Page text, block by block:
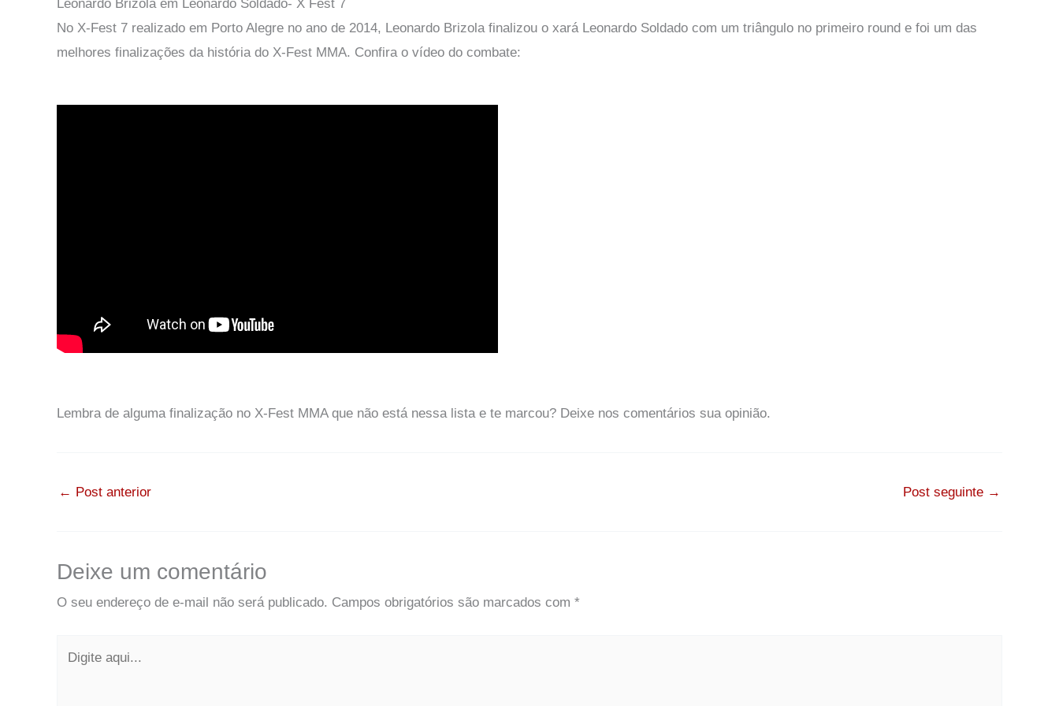
Leonardo Brizola em Leonardo Soldado- X Fest 7
No X-Fest 7 realizado em Porto Alegre no ano de 2014, Leonardo Brizola finalizou o xará Leonardo Soldado com um triângulo no primeiro round e foi um das
melhores finalizações da história do X-Fest MMA. Confira o vídeo do combate:
Lembra de alguma finalização no X-Fest MMA que não está nessa lista e te marcou? Deixe nos comentários sua opinião.
← Post anterior Post seguinte →
Deixe um comentário
O seu endereço de e-mail não será publicado. Campos obrigatórios são marcados com *